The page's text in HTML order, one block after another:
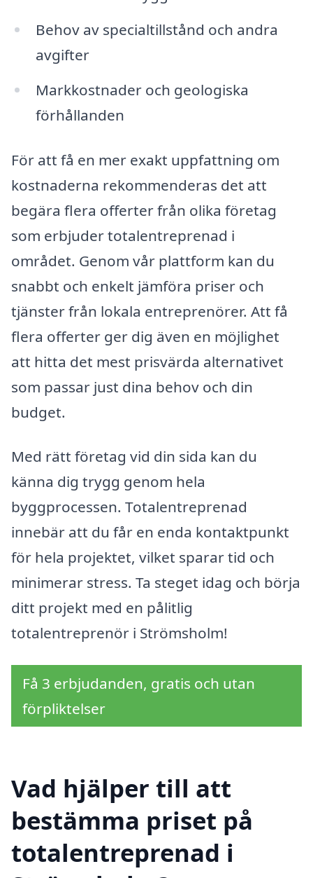
Behov av specialtillstånd och andra
avgifter
Markkostnader och geologiska
förhållanden
För att få en mer exakt uppfattning om
kostnaderna rekommenderas det att
begära flera offerter från olika företag
som erbjuder totalentreprenad i
området. Genom vår plattform kan du
snabbt och enkelt jämföra priser och
tjänster från lokala entreprenörer. Att få
flera offerter ger dig även en möjlighet
att hitta det mest prisvärda alternativet
som passar just dina behov och din
budget.
Med rätt företag vid din sida kan du
känna dig trygg genom hela
byggprocessen. Totalentreprenad
innebär att du får en enda kontaktpunkt
för hela projektet, vilket sparar tid och
minimerar stress. Ta steget idag och börja
ditt projekt med en pålitlig
totalentreprenör i Strömsholm!
Få 3 erbjudanden, gratis och utan
förpliktelser
Vad hjälper till att
bestämma priset på
totalentreprenad i